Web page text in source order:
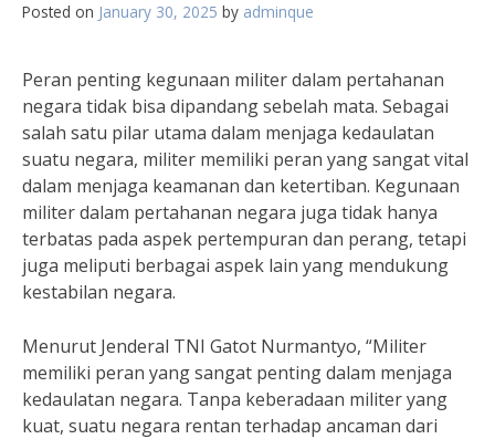
Posted on January 30, 2025 by adminque
Peran penting kegunaan militer dalam pertahanan
negara tidak bisa dipandang sebelah mata. Sebagai
salah satu pilar utama dalam menjaga kedaulatan
suatu negara, militer memiliki peran yang sangat vital
dalam menjaga keamanan dan ketertiban. Kegunaan
militer dalam pertahanan negara juga tidak hanya
terbatas pada aspek pertempuran dan perang, tetapi
juga meliputi berbagai aspek lain yang mendukung
kestabilan negara.
Menurut Jenderal TNI Gatot Nurmantyo, “Militer
memiliki peran yang sangat penting dalam menjaga
kedaulatan negara. Tanpa keberadaan militer yang
kuat, suatu negara rentan terhadap ancaman dari